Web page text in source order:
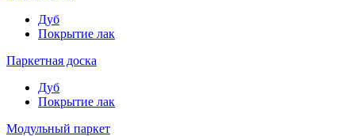
Дуб
Покрытие лак
Паркетная доска
Дуб
Покрытие лак
Модульный паркет